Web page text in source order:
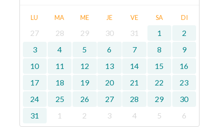
LU MA ME JE VE SA DI
27 28 29 30 31 1
2
3
4 5 6 7 8
9
10
11 12 13 14 15
16
17
18 19 20 21 22
23
24
25 26 27 28 29
30
31
1 2 3 4 5 6